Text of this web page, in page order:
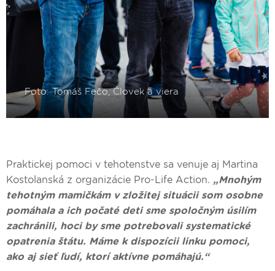
Praktickej pomoci v tehotenstve sa venuje aj Martina
Kostolanská z organizácie Pro-Life Action. „Mnohým
tehotným mamičkám v zložitej situácii som osobne
pomáhala a ich počaté deti sme spoločným úsilím
zachránili, hoci by sme potrebovali systematické
opatrenia štátu. Máme k dispozícii linku pomoci,
ako aj sieť ľudí, ktorí aktívne pomáhajú.“